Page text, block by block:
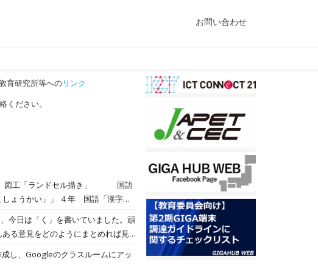
お問い合わせ
育研究所等へのリンク
ください。
今日は「く」を書いていました。頑